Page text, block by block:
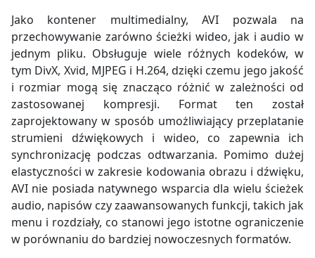
Jako kontener multimedialny, AVI pozwala na
przechowywanie zarówno ścieżki wideo, jak i audio w
jednym pliku. Obsługuje wiele różnych kodeków, w
tym DivX, Xvid, MJPEG i H.264, dzięki czemu jego jakość
i rozmiar mogą się znacząco różnić w zależności od
zastosowanej kompresji. Format ten został
zaprojektowany w sposób umożliwiający przeplatanie
strumieni dźwiękowych i wideo, co zapewnia ich
synchronizację podczas odtwarzania. Pomimo dużej
elastyczności w zakresie kodowania obrazu i dźwięku,
AVI nie posiada natywnego wsparcia dla wielu ścieżek
audio, napisów czy zaawansowanych funkcji, takich jak
menu i rozdziały, co stanowi jego istotne ograniczenie
w porównaniu do bardziej nowoczesnych formatów.